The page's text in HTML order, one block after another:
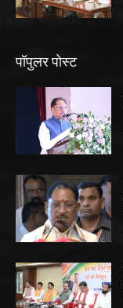
पॉपुलर पोस्ट